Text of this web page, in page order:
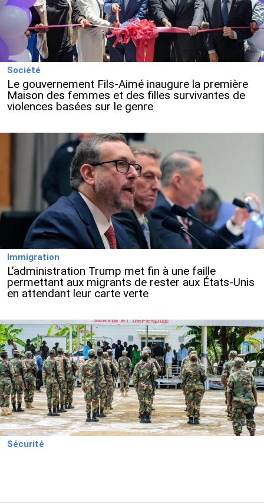
Société
Le gouvernement Fils-Aimé inaugure la première
Maison des femmes et des filles survivantes de
violences basées sur le genre
Immigration
L’administration Trump met fin à une faille
permettant aux migrants de rester aux États-Unis
en attendant leur carte verte
Sécurité